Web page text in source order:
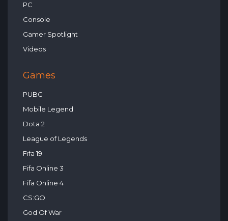
PC
Console
Gamer Spotlight
Videos
Games
PUBG
Mobile Legend
Dota 2
League of Legends
Fifa 19
Fifa Online 3
Fifa Online 4
CS:GO
God Of War